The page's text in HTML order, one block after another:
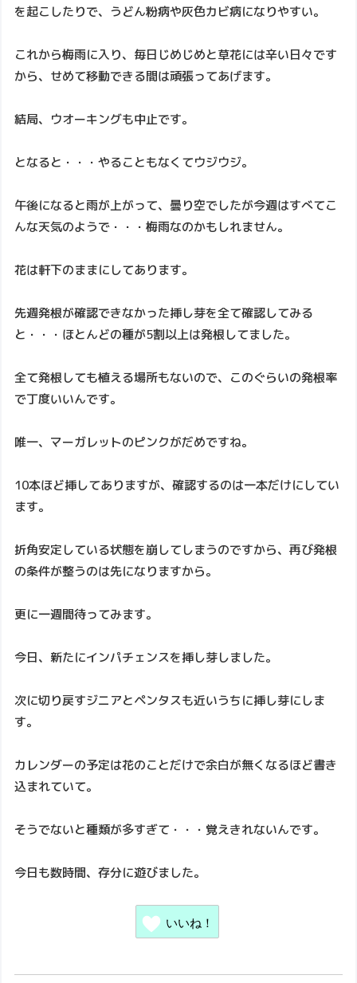
を起こしたりで、うどん粉病や灰色カビ病になりやすい。
これから梅雨に入り、毎日じめじめと草花には辛い日々です
から、せめて移動できる間は頑張ってあげます。
結局、ウオーキングも中止です。
となると・・・やることもなくてウジウジ。
午後になると雨が上がって、曇り空でしたが今週はすべてこ
んな天気のようで・・・梅雨なのかもしれません。
花は軒下のままにしてあります。
先週発根が確認できなかった挿し芽を全て確認してみる
と・・・ほとんどの種が5割以上は発根してました。
全て発根しても植える場所もないので、このぐらいの発根率
で丁度いいんです。
唯一、マーガレットのピンクがだめですね。
10本ほど挿してありますが、確認するのは一本だけにしてい
ます。
折角安定している状態を崩してしまうのですから、再び発根
の条件が整うのは先になりますから。
更に一週間待ってみます。
今日、新たにインパチェンスを挿し芽しました。
次に切り戻すジニアとペンタスも近いうちに挿し芽にしま
す。
カレンダーの予定は花のことだけで余白が無くなるほど書き
込まれていて。
そうでないと種類が多すぎて・・・覚えきれないんです。
今日も数時間、存分に遊びました。
いいね！